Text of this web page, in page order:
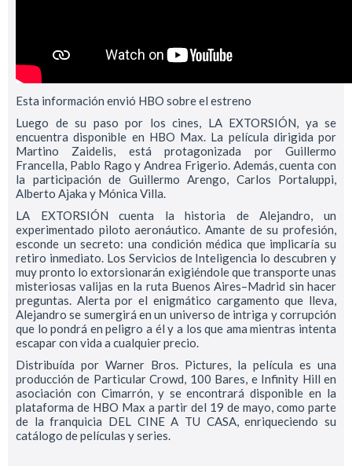
Esta información envió HBO sobre el estreno
Luego de su paso por los cines, LA EXTORSIÓN, ya se
encuentra disponible en HBO Max. La película dirigida por
Martino Zaidelis, está protagonizada por Guillermo
Francella, Pablo Rago y Andrea Frigerio. Además, cuenta con
la participación de Guillermo Arengo, Carlos Portaluppi,
Alberto Ajaka y Mónica Villa.
LA EXTORSIÓN cuenta la historia de Alejandro, un
experimentado piloto aeronáutico. Amante de su profesión,
esconde un secreto: una condición médica que implicaría su
retiro inmediato. Los Servicios de Inteligencia lo descubren y
muy pronto lo extorsionarán exigiéndole que transporte unas
misteriosas valijas en la ruta Buenos Aires–Madrid sin hacer
preguntas. Alerta por el enigmático cargamento que lleva,
Alejandro se sumergirá en un universo de intriga y corrupción
que lo pondrá en peligro a él y a los que ama mientras intenta
escapar con vida a cualquier precio.
Distribuída por Warner Bros. Pictures, la película es una
producción de Particular Crowd, 100 Bares, e Infinity Hill en
asociación con Cimarrón, y se encontrará disponible en la
plataforma de HBO Max a partir del 19 de mayo, como parte
de la franquicia DEL CINE A TU CASA, enriqueciendo su
catálogo de películas y series.